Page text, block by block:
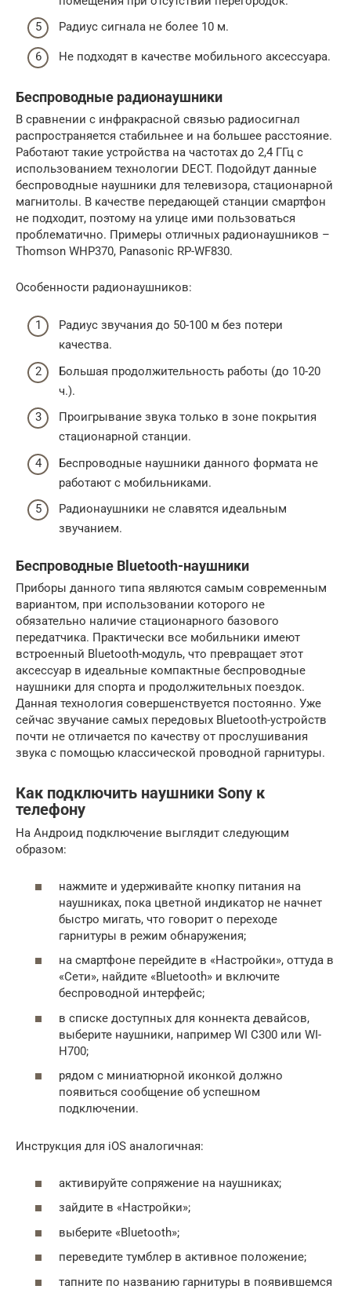
Радиус сигнала не более 10 м.
Не подходят в качестве мобильного аксессуара.
Беспроводные радионаушники
В сравнении с инфракрасной связью радиосигнал
распространяется стабильнее и на большее расстояние.
Работают такие устройства на частотах до 2,4 ГГц с
использованием технологии DECT. Подойдут данные
беспроводные наушники для телевизора, стационарной
магнитолы. В качестве передающей станции смартфон
не подходит, поэтому на улице ими пользоваться
проблематично. Примеры отличных радионаушников –
Thomson WHP370, Panasonic RP-WF830.
Особенности радионаушников:
Радиус звучания до 50-100 м без потери
качества.
Большая продолжительность работы (до 10-20
ч.).
Проигрывание звука только в зоне покрытия
стационарной станции.
Беспроводные наушники данного формата не
работают с мобильниками.
Радионаушники не славятся идеальным
звучанием.
Беспроводные Bluetooth-наушники
Приборы данного типа являются самым современным
вариантом, при использовании которого не
обязательно наличие стационарного базового
передатчика. Практически все мобильники имеют
встроенный Bluetooth-модуль, что превращает этот
аксессуар в идеальные компактные беспроводные
наушники для спорта и продолжительных поездок.
Данная технология совершенствуется постоянно. Уже
сейчас звучание самых передовых Bluetooth-устройств
почти не отличается по качеству от прослушивания
звука с помощью классической проводной гарнитуры.
Как подключить наушники Sony к
телефону
На Андроид подключение выглядит следующим
образом:
нажмите и удерживайте кнопку питания на
наушниках, пока цветной индикатор не начнет
быстро мигать, что говорит о переходе
гарнитуры в режим обнаружения;
на смартфоне перейдите в «Настройки», оттуда в
«Сети», найдите «Bluetooth» и включите
беспроводной интерфейс;
в списке доступных для коннекта девайсов,
выберите наушники, например WI C300 или WI-
H700;
рядом с миниатюрной иконкой должно
появиться сообщение об успешном
подключении.
Инструкция для iOS аналогичная:
активируйте сопряжение на наушниках;
зайдите в «Настройки»;
выберите «Bluetooth»;
переведите тумблер в активное положение;
тапните по названию гарнитуры в появившемся